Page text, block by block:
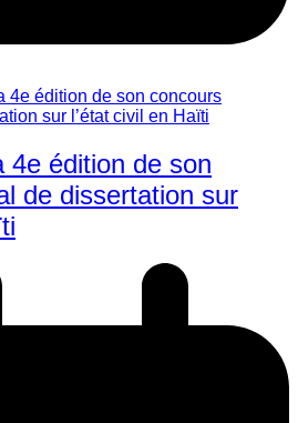
4e édition de son
de dissertation sur